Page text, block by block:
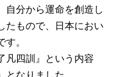
自分から運命を創造し
たもので、日本におい
。
凡四訓』という内容
なりました。